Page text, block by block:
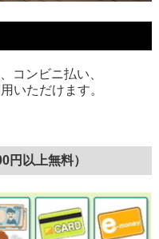
コンビニ払い、
いただけます。
以上無料）